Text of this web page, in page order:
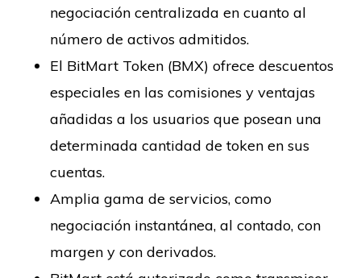
negociación centralizada en cuanto al
número de activos admitidos.
El BitMart Token (BMX) ofrece descuentos
especiales en las comisiones y ventajas
añadidas a los usuarios que posean una
determinada cantidad de token en sus
cuentas.
Amplia gama de servicios, como
negociación instantánea, al contado, con
margen y con derivados.